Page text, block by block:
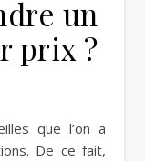
un
prix ?
que l’on a
De ce fait,